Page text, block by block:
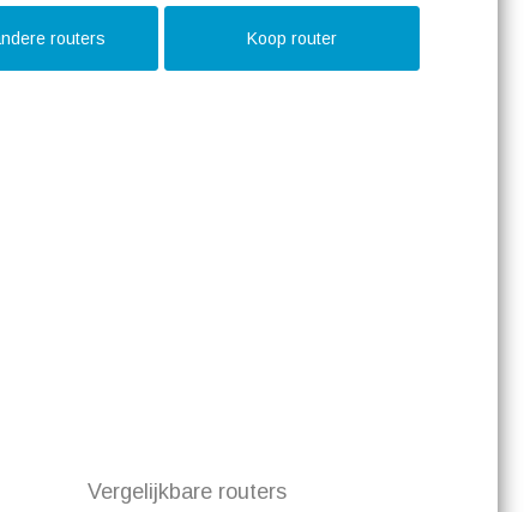
Dit betekent dat je altijd en overal een sterke
maken over dode zones of zwakke signalen. De
routers Koop router
Vergelijkbare routers